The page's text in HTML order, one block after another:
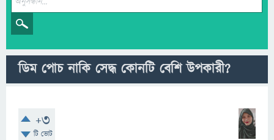
ডিম পোচ নাকি সেদ্ধ কোনটি বেশি উপকারী?
+3
টি ভোট